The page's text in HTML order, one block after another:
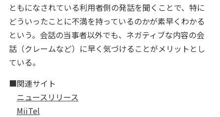
ともになされている利用者側の発話を聞くことで、特に
どういったことに不満を持っているのかが素早くわかる
という。会話の当事者以外でも、ネガティブな内容の会
話（クレームなど）に早く気づけることがメリットとし
ている。
■関連サイト
ニュースリリース
MiiTel